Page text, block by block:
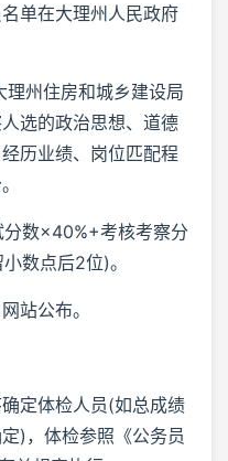
单在大理州人民政府
州住房和城乡建设局
选的政治思想、道德
历业绩、岗位匹配程
数×40%+考核考察分
数点后2位)。
站公布。
定体检人员(如总成绩
)，体检参照《公务员